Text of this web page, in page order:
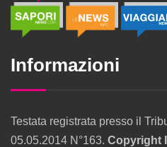
Informazioni
Testata registrata presso il
05.05.2014 N°163. Copyright